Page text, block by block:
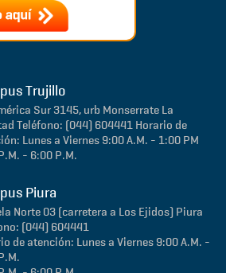
Trujillo
Sur 3145, urb Monserrate La
Teléfono: (044) 604441 Horario de
Lunes a Viernes 9:00 A.M. - 1:00 PM
- 6:00 P.M.
Piura
Norte 03 (carretera a Los Ejidos) Piura
(044) 604441
de atención: Lunes a Viernes 9:00 A.M. -